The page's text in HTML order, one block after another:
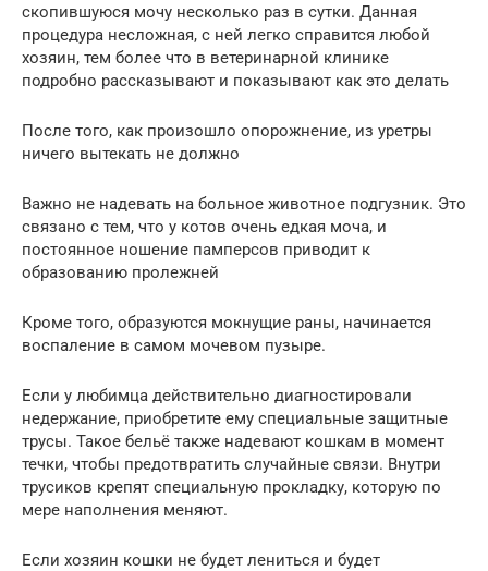
скопившуюся мочу несколько раз в сутки. Данная
процедура несложная, с ней легко справится любой
хозяин, тем более что в ветеринарной клинике
подробно рассказывают и показывают как это делать
После того, как произошло опорожнение, из уретры
ничего вытекать не должно
Важно не надевать на больное животное подгузник. Это
связано с тем, что у котов очень едкая моча, и
постоянное ношение памперсов приводит к
образованию пролежней
Кроме того, образуются мокнущие раны, начинается
воспаление в самом мочевом пузыре.
Если у любимца действительно диагностировали
недержание, приобретите ему специальные защитные
трусы. Такое бельё также надевают кошкам в момент
течки, чтобы предотвратить случайные связи. Внутри
трусиков крепят специальную прокладку, которую по
мере наполнения меняют.
Если хозяин кошки не будет лениться и будет